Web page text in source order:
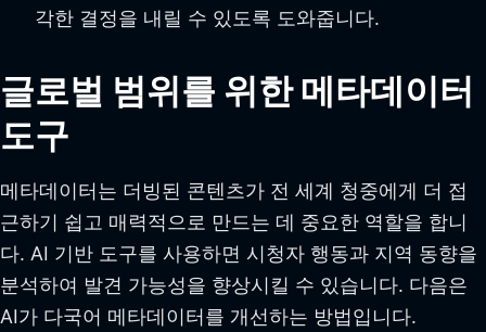
각한 결정을 내릴 수 있도록 도와줍니다.
글로벌 범위를 위한 메타데이터
도구
메타데이터는 더빙된 콘텐츠가 전 세계 청중에게 더 접
근하기 쉽고 매력적으로 만드는 데 중요한 역할을 합니
다. AI 기반 도구를 사용하면 시청자 행동과 지역 동향을
분석하여 발견 가능성을 향상시킬 수 있습니다. 다음은
AI가 다국어 메타데이터를 개선하는 방법입니다.